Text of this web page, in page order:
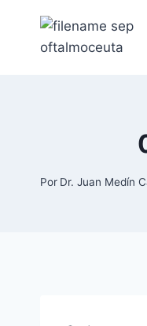
contenido
Por Dr. Juan Medín